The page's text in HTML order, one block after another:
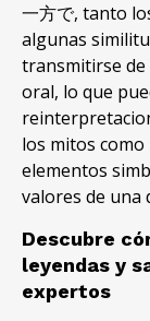
一方で, tanto
algunas
transmitirse
oral, lo que
los mitos
elementos
valores de una
Descubre
leyendas y
expertos